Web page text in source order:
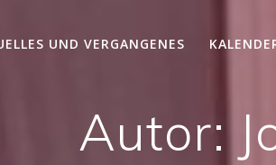
UND VERGANGENES
Autor: